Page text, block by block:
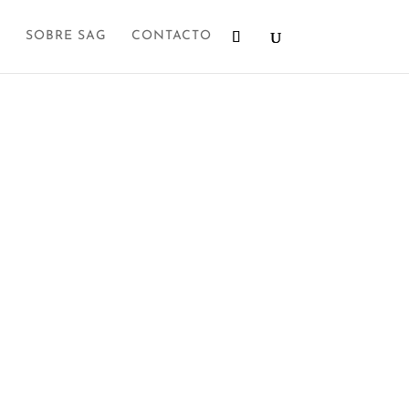
SOBRE SAG CONTACTO